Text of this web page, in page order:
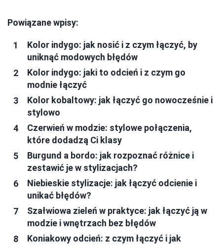
Powiązane wpisy:
Kolor indygo: jak nosić i z czym łączyć, by
uniknąć modowych błędów
Kolor indygo: jaki to odcień i z czym go
modnie łączyć
Kolor kobaltowy: jak łączyć go nowocześnie i
stylowo
Czerwień w modzie: stylowe połączenia,
które dodadzą Ci klasy
Burgund a bordo: jak rozpoznać różnice i
zestawić je w stylizacjach?
Niebieskie stylizacje: jak łączyć odcienie i
unikać błędów?
Szałwiowa zieleń w praktyce: jak łączyć ją w
modzie i wnętrzach bez błędów
Koniakowy odcień: z czym łączyć i jak